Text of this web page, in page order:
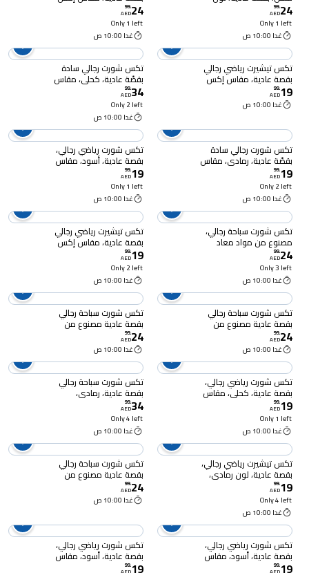
I274944
24
.
99
AED
Only 1 left
غدا 10:00 ص
إل I274944 - أزرق
24
.
99
AED
Only 1 left
غدا 10:00 ص
تكس تيشيرت رياضي رجالي
بقصة عادية، مقاس إكس
إل ، I274794 - أخضر
19
.
99
AED
غدا 10:00 ص
تكس شورت رجالي سادة
بقصّة عادية، كحلي، مقاس
متوسط، I875468
34
.
99
AED
Only 2 left
غدا 10:00 ص
تكس شورت رجالي سادة
بقصّة عادية، رمادي، مقاس
متوسط، I875468
19
.
99
AED
Only 2 left
غدا 10:00 ص
تكس شورت رياضي رجالي،
بقصة عادية، أسود، مقاس
كبير جدًا، I926733
19
.
99
AED
Only 1 left
غدا 10:00 ص
تكس شورت سباحة رجالي،
مصنوع من مواد معاد
تدويرها، بقصة عادية، أحمر،
I274944، مقاس XXL
24
.
99
AED
Only 3 left
غدا 10:00 ص
تكس تيشيرت رياضي رجالي
بقصة عادية، مقاس إكس
إل I274794 - نايفي
19
.
99
AED
Only 2 left
غدا 10:00 ص
تكس شورت سباحة رجالي
بقصة عادية مصنوع من
مواد معاد تدويرها ، أحمر،
I274951، متوسط
24
.
99
AED
غدا 10:00 ص
تكس شورت سباحة رجالي
بقصة عادية مصنوع من
مواد معاد تدويرها ، أحمر،،
I274951، مقاس XL
24
.
99
AED
غدا 10:00 ص
تكس شورت رياضي رجالي،
بقصة عادية، كحلي، مقاس
متوسط، I926733
19
.
99
AED
Only 1 left
غدا 10:00 ص
تكس شورت سباحة رجالي
بقصة عادية، رمادي،
I274952، XXL
34
.
99
AED
Only 4 left
غدا 10:00 ص
تكس تيشيرت رياضي رجالي،
بقصة عادية، لون رمادي،
I274786، مقاس XL
19
.
99
AED
Only 4 left
غدا 10:00 ص
تكس شورت سباحة رجالي
بقصة عادية مصنوع من
مواد معاد تدويرها ، أحمر،
I274951، مقاس كبير
24
.
99
AED
غدا 10:00 ص
تكس شورت رياضي رجالي،
بقصة عادية، أسود، مقاس
متوسط، I926733
19
.
99
تكس شورت رياضي رجالي،
بقصة عادية، أسود، مقاس
كبير جدًا جدًا، I926733
19
.
99